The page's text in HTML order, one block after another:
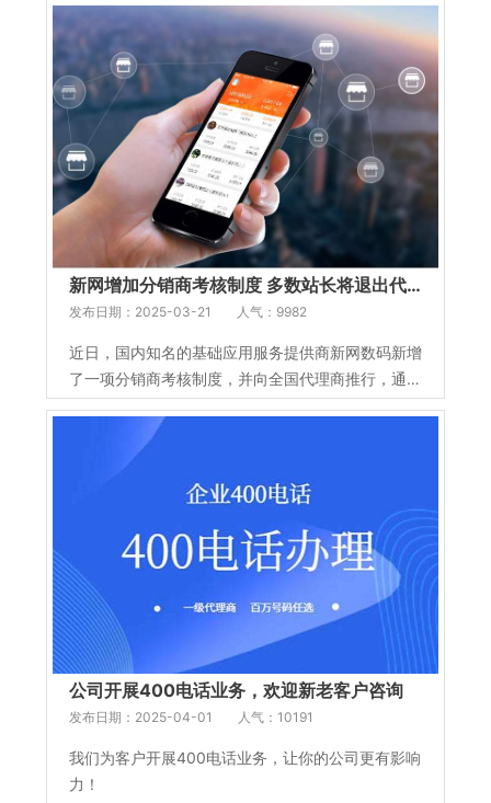
新网增加分销商考核制度 多数站长将退出代理
发布日期：2025-03-21 人气：9982
近日，国内知名的基础应用服务提供商新网数码新增
了一项分销商考核制度，并向全国代理商推行，通知
要求分销商必须完成增值服务产品，否则降级处理或
提高相关产品价格。
公司开展400电话业务，欢迎新老客户咨询
发布日期：2025-04-01 人气：10191
我们为客户开展400电话业务，让你的公司更有影响
力！